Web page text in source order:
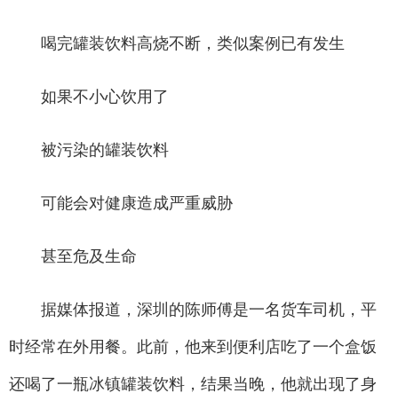
喝完罐装饮料高烧不断，类似案例已有发生
如果不小心饮用了
被污染的罐装饮料
可能会对健康造成严重威胁
甚至危及生命
据媒体报道，深圳的陈师傅是一名货车司机，平
时经常在外用餐。此前，他来到便利店吃了一个盒饭
还喝了一瓶冰镇罐装饮料，结果当晚，他就出现了身